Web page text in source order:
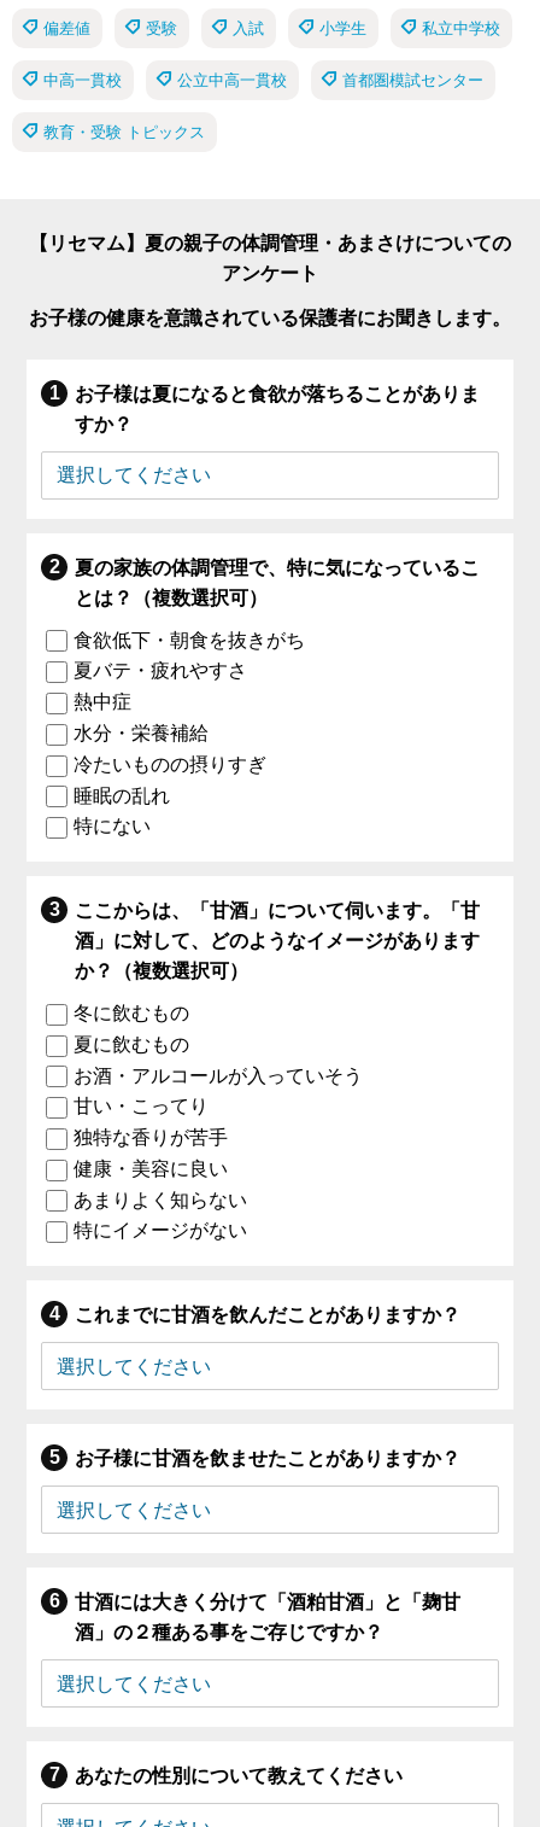
偏差値 受験 入試 小学生 私立中学校
中高一貫校 公立中高一貫校 首都圏模試センター
教育・受験 トピックス
【リセマム】夏の親子の体調管理・あまさけについての
アンケート
お子様の健康を意識されている保護者にお聞きします。
お子様は夏になると食欲が落ちることがありま
すか？
夏の家族の体調管理で、特に気になっているこ
とは？（複数選択可）
食欲低下・朝食を抜きがち
夏バテ・疲れやすさ
熱中症
水分・栄養補給
冷たいものの摂りすぎ
睡眠の乱れ
特にない
ここからは、「甘酒」について伺います。「甘
酒」に対して、どのようなイメージがあります
か？（複数選択可）
冬に飲むもの
夏に飲むもの
お酒・アルコールが入っていそう
甘い・こってり
独特な香りが苦手
健康・美容に良い
あまりよく知らない
特にイメージがない
これまでに甘酒を飲んだことがありますか？
お子様に甘酒を飲ませたことがありますか？
甘酒には大きく分けて「酒粕甘酒」と「麹甘
酒」の２種ある事をご存じですか？
あなたの性別について教えてください